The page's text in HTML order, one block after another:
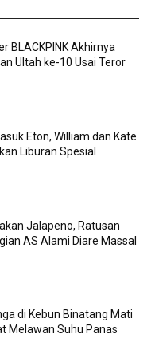
BLACKPINK Akhirnya
Ultah ke-10 Usai Teror
Eton, William dan Kate
Liburan Spesial
Jalapeno, Ratusan
AS Alami Diare Massal
di Kebun Binatang Mati
Melawan Suhu Panas